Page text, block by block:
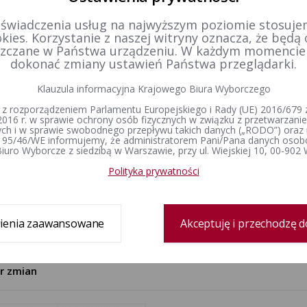
wyborczego komitetu wyborczego powołany został Cyprian
finansowego komitetu wyborczego powołana została Marta
komitetu wyborczego: KW Liga Polskich Rodzin.
Państwowej Komisji Wyborczej:Ferdynand Rymarz
Przewodniczącego Państwowej Komisji Wyborczej:Jan Kacprzak,
Państwowej Komisji Wyborczej:Stefan Jaworski, Andrzej Kisielewicz,
wymienionej ustawy zostały ogłoszone w Dz. U. z 2001 r. Nr 74, poz.
poz. 1089 i Nr 153, poz. 1271, z 2003 r. Nr 57, poz. 507 i Nr 130, poz.
zmian
usług na najwyższym poziomie
Korzystanie z naszej witryny oznacza, że będą
w Państwa urządzeniu. W każdym
dokonać zmiany ustawień Państwa przeglądarki.
Klauzula informacyjna Krajowego Biura Wyborczego
rozporządzeniem Parlamentu Europejskiego i Rady (UE) 2016/679
r. w sprawie ochrony osób fizycznych w związku z
i w sprawie swobodnego przepływu takich danych („RODO”) oraz
46/WE informujemy, że administratorem Pani/Pana danych
Wyborcze z siedzibą w Warszawie, przy ul. Wiejskiej 10, 00-902
Polityka prywatności
zaawansowane Akceptuję i przechodzę